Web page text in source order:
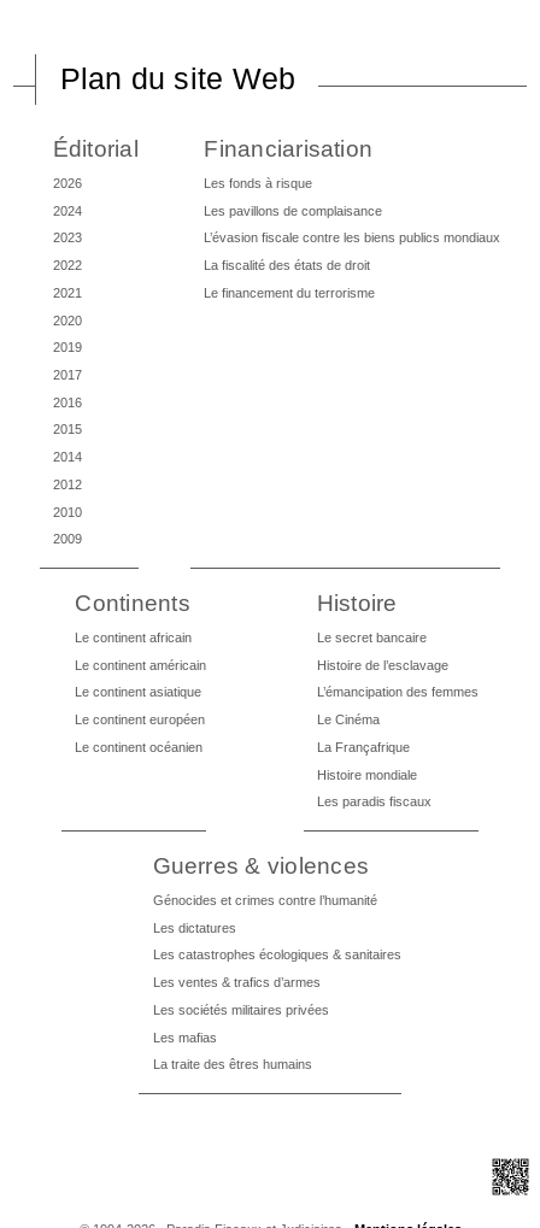
Plan du site Web
Éditorial
2026
2024
2023
2022
2021
2020
2019
2017
2016
2015
2014
2012
2010
2009
Financiarisation
Les fonds à risque
Les pavillons de complaisance
L’évasion fiscale contre les biens publics mondiaux
La fiscalité des états de droit
Le financement du terrorisme
Continents
Le continent africain
Le continent américain
Le continent asiatique
Le continent européen
Le continent océanien
Histoire
Le secret bancaire
Histoire de l’esclavage
L’émancipation des femmes
Le Cinéma
La Françafrique
Histoire mondiale
Les paradis fiscaux
Guerres & violences
Génocides et crimes contre l’humanité
Les dictatures
Les catastrophes écologiques & sanitaires
Les ventes & trafics d’armes
Les sociétés militaires privées
Les mafias
La traite des êtres humains